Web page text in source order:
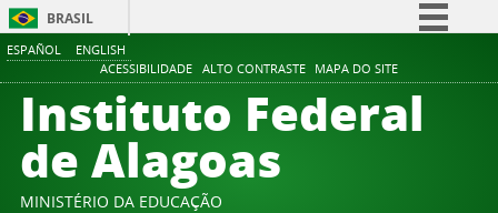
ESPAÑOL ENGLISH
ACESSIBILIDADE ALTO CONTRASTE MAPA DO SITE
BRASIL
Comunica BR
Participe
Instituto Federal
de Alagoas
MINISTÉRIO DA EDUCAÇÃO